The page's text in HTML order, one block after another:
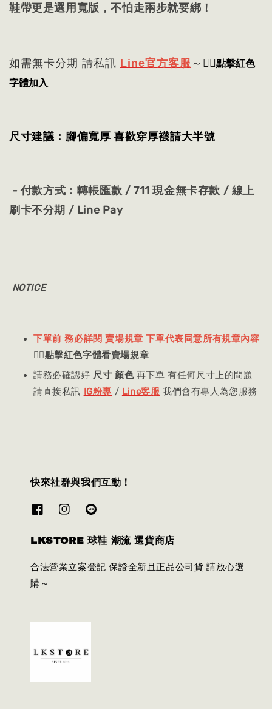
鞋帶更是選用寬版，不怕走兩步就要綁！
如需無卡分期 請私訊 Line官方客服 ～ 👈🏻點擊紅色
字體加入
尺寸建議：腳偏寬厚 喜歡穿厚襪請大半號
- 付款方式：轉帳匯款 / 711 現金無卡存款 / 線上
刷卡不分期 / Line Pay
NOTICE
下單前 務必詳閱 賣場規章 下單代表同意所有規章內容
👈🏻點擊紅色字體看賣場規章
請務必確認好 尺寸 顏色再下單 有任何尺寸上的問題
請直接私訊 IG粉專 / Line客服 我們會有專人為您服務
快來社群與我們互動！
LKSTORE 球鞋 潮流 選貨商店
合法營業立案登記 保證全新且正品公司貨 請放心選
購～